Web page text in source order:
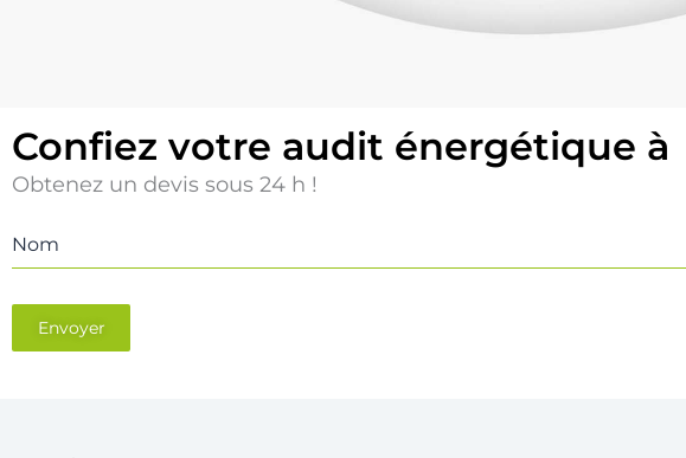
Confiez votre audit énergétique à
Obtenez un devis sous 24 h !
Nom
Envoyer